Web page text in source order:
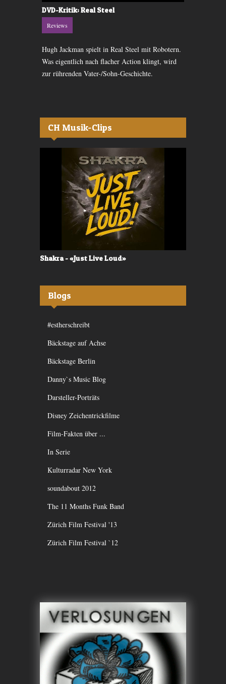
DVD-Kritik: Real Steel
Reviews
Hugh Jackman spielt in Real Steel mit Robotern.
Was eigentlich nach flacher Action klingt, wird
zur rührenden Vater-/Sohn-Geschichte.
CH Musik-Clips
Shakra - «Just Live Loud»
Blogs
#estherschreibt
Bäckstage auf Achse
Bäckstage Berlin
Danny`s Music Blog
Darsteller-Porträts
Disney Zeichentrickfilme
Film-Fakten über ...
In Serie
Kulturradar New York
soundabout 2012
The 11 Months Funk Band
Zürich Film Festival '13
Zürich Film Festival `12